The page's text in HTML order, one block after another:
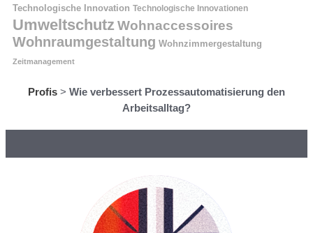
Technologische Innovation Technologische Innovationen
Umweltschutz Wohnaccessoires
Wohnraumgestaltung Wohnzimmergestaltung
Zeitmanagement
Profis > Wie verbessert Prozessautomatisierung den
Arbeitsalltag?